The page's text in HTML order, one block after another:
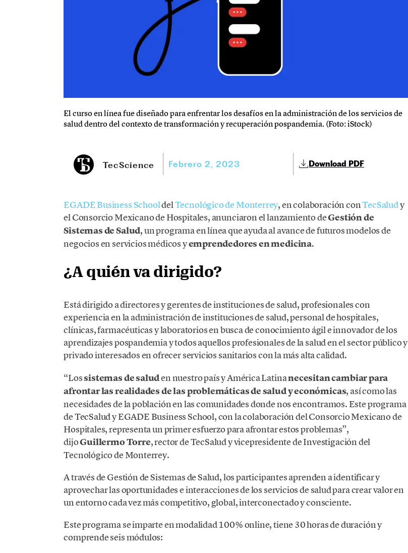
El curso en línea fue diseñado para enfrentar los desafíos en la administración de los servicios de
salud dentro del contexto de transformación y recuperación pospandemia. (Foto: iStock)
TecScience Febrero 2, 2023 Download PDF
EGADE Business SchooldelTecnológico de Monterrey, en colaboración conTecSaludy
el Consorcio Mexicano de Hospitales, anunciaron el lanzamiento deGestión de
Sistemas de Salud, un programa en línea que ayuda al avance de futuros modelos de
negocios en servicios médicos yemprendedores en medicina.
¿A quién va dirigido?
Está dirigido a directores y gerentes de instituciones de salud, profesionales con
experiencia en la administración de instituciones de salud, personal de hospitales,
clínicas, farmacéuticas y laboratorios en busca de conocimiento ágil e innovador de los
aprendizajes pospandemia y todos aquellos profesionales de la salud en el sector público y
privado interesados en ofrecer servicios sanitarios con la más alta calidad.
“Lossistemas de saluden nuestro país y América Latinanecesitan cambiar para
afrontar las realidades de las problemáticas de salud y económicas, así como las
necesidades de la población en las comunidades donde nos encontramos. Este programa
de TecSalud y EGADE Business School, con la colaboración del Consorcio Mexicano de
Hospitales, representa un primer esfuerzo para afrontar estos problemas”,
dijoGuillermo Torre, rector de TecSalud y vicepresidente de Investigación del
Tecnológico de Monterrey.
A través de Gestión de Sistemas de Salud, los participantes aprenden a identificar y
aprovechar las oportunidades e interacciones de los servicios de salud para crear valor en
un entorno cada vez más competitivo, global, interconectado y consciente.
Este programa se imparte en modalidad 100% online, tiene 30 horas de duración y
comprende seis módulos: